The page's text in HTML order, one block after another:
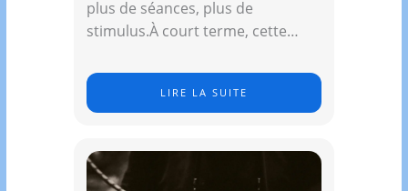
plus de séances, plus de
stimulus.À court terme, cette…
LIRE LA SUITE